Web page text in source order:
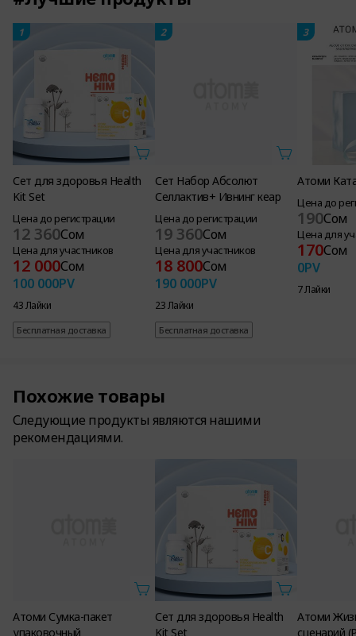
1
Сет для здоровья Health
Kit Set
Цена до регистрации
12 360Сом
Цена для участников
12 000Сом
100 000PV
43 Лайки
Бесплатная доставка
2
Сет Набор Абсолют
Селлактив+ Ивнинг кеар
Цена до регистрации
19 360Сом
Цена для участников
18 800Сом
190 000PV
23 Лайки
Бесплатная доставка
3
Атоми
Цена до
190Сом
Цена для
170Сом
0PV
7 Лайки
Похожие товары
Следующие продукты являются нашими
рекомендациями.
Атоми Сумка-пакет
упаковочный
Сет для здоровья Health
Kit Set
Атоми
сценарий